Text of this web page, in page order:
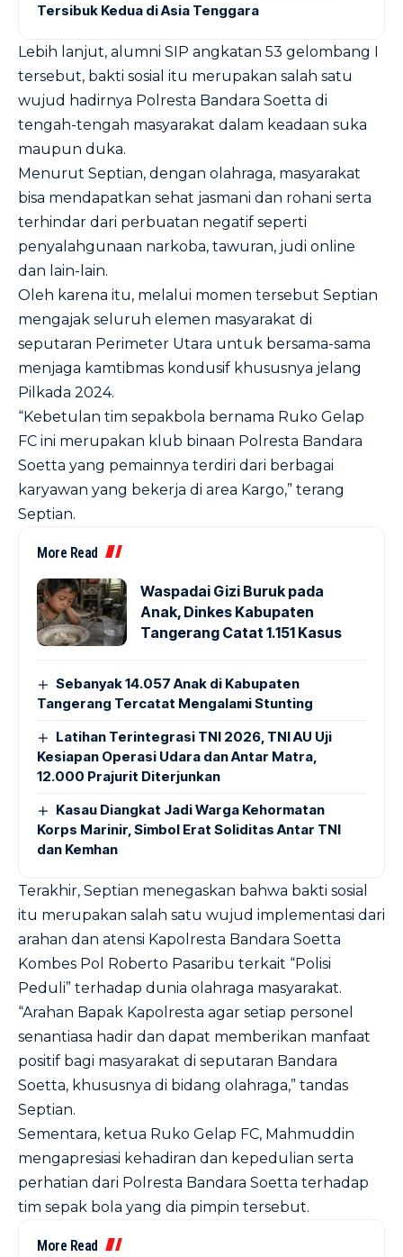
Tersibuk Kedua di Asia Tenggara
Lebih lanjut, alumni SIP angkatan 53 gelombang I
tersebut, bakti sosial itu merupakan salah satu
wujud hadirnya Polresta Bandara Soetta di
tengah-tengah masyarakat dalam keadaan suka
maupun duka.
Menurut Septian, dengan olahraga, masyarakat
bisa mendapatkan sehat jasmani dan rohani serta
terhindar dari perbuatan negatif seperti
penyalahgunaan narkoba, tawuran, judi online
dan lain-lain.
Oleh karena itu, melalui momen tersebut Septian
mengajak seluruh elemen masyarakat di
seputaran Perimeter Utara untuk bersama-sama
menjaga kamtibmas kondusif khususnya jelang
Pilkada 2024.
“Kebetulan tim sepakbola bernama Ruko Gelap
FC ini merupakan klub binaan Polresta Bandara
Soetta yang pemainnya terdiri dari berbagai
karyawan yang bekerja di area Kargo,” terang
Septian.
More Read
Waspadai Gizi Buruk pada
Anak, Dinkes Kabupaten
Tangerang Catat 1.151 Kasus
Sebanyak 14.057 Anak di Kabupaten
Tangerang Tercatat Mengalami Stunting
Latihan Terintegrasi TNI 2026, TNI AU Uji
Kesiapan Operasi Udara dan Antar Matra,
12.000 Prajurit Diterjunkan
Kasau Diangkat Jadi Warga Kehormatan
Korps Marinir, Simbol Erat Soliditas Antar TNI
dan Kemhan
Terakhir, Septian menegaskan bahwa bakti sosial
itu merupakan salah satu wujud implementasi dari
arahan dan atensi Kapolresta Bandara Soetta
Kombes Pol Roberto Pasaribu terkait “Polisi
Peduli” terhadap dunia olahraga masyarakat.
“Arahan Bapak Kapolresta agar setiap personel
senantiasa hadir dan dapat memberikan manfaat
positif bagi masyarakat di seputaran Bandara
Soetta, khususnya di bidang olahraga,” tandas
Septian.
Sementara, ketua Ruko Gelap FC, Mahmuddin
mengapresiasi kehadiran dan kepedulian serta
perhatian dari Polresta Bandara Soetta terhadap
tim sepak bola yang dia pimpin tersebut.
More Read